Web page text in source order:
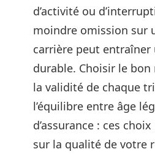
d’activité ou
moindre omission sur
carrière peut entraîner
durable. Choisir le
la validité de chaque
l’équilibre entre âge
d’assurance : ces
sur la qualité de votre